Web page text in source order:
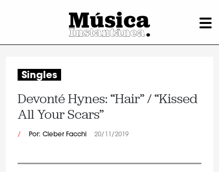
Singles
Devonté Hynes: “Hair” / “Kissed
All Your Scars”
/ Por: Cleber Facchi 20/11/2019